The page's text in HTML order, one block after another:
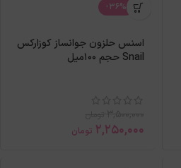
-36%
اسنس حلزون جوانساز کوزارکس
Snail حجم 100میل
2,250,000 تومان